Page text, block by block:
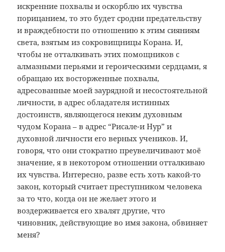
искренние похвалы и оскорблю их чувства
порицанием, то это будет сродни предательству
и враждебности по отношению к этим сияниям
света, взятым из сокровищницы Корана. И,
чтобы не отталкивать этих помощников с
алмазными перьями и героическими сердцами, я
обращаю их восторженные похвалы,
адресованные моей заурядной и несостоятельной
личности, в адрес обладателя истинных
достоинств, являющегося неким духовным
чудом Корана – в адрес “Рисале-и Нур” и
духовной личности его верных учеников. И,
говоря, что они стократно преувеличивают моё
значение, я в некотором отношении отталкиваю
их чувства. Интересно, разве есть хоть какой-то
закон, который считает преступником человека
за то что, когда он не желает этого и
воздерживается его хвалят другие, что
чиновник, действующие во имя закона, обвиняет
меня?